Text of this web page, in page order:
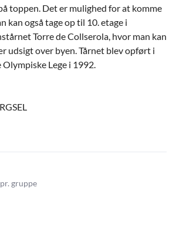
toppen. Det er mulighed for at komme
kan også tage op til 10. etage i
Torre de Collserola, hvor man kan
udsigt over byen. Tårnet blev opført i
Lege i 1992.
gruppe